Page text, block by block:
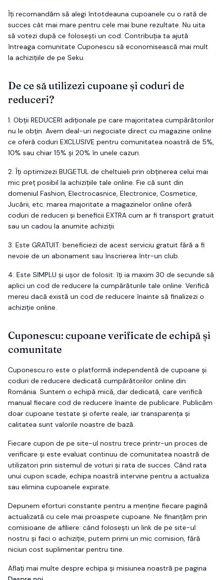
Îți recomandăm să alegi întotdeauna cupoanele cu o rată de
succes cât mai mare pentru cele mai bune rezultate. Nu uita
să votezi după ce folosești un cod. Contribuția ta ajută
întreaga comunitate Cuponescu să economisească mai mult
la achizițiile de pe Seku.
De ce să utilizezi cupoane și coduri de
reduceri?
1. Obții REDUCERI adiționale pe care majoritatea cumpărătorilor
nu le obțin. Avem deal-uri negociate direct cu magazine online
ce oferă coduri EXCLUSIVE pentru comunitatea noastră de 5%,
10% sau chiar 15% și 20% în unele cazuri.
2. Îți optimizezi BUGETUL de cheltuieli prin obținerea celui mai
mic preț posibil la achizițiile tale online. Fie că sunt din
domeniul Fashion, Electrocasnice, Electronice, Cosmetice,
Jucării, etc. marea majoritate a magazinelor online oferă
coduri de reduceri și beneficii EXTRA cum ar fi transport gratuit
sau un cadou la anumite achiziții.
3. Este GRATUIT: beneficiezi de acest serviciu gratuit fără a fi
nevoie de un abonament sau înscrierea într-un club.
4. Este SIMPLU și ușor de folosit: îți ia maxim 30 de secunde să
aplici un cod de reducere la cumpărăturile tale online. Verifică
mereu dacă există un cod de reducere înainte să finalizezi o
achiziție online.
Cuponescu: cupoane verificate de echipă și
comunitate
Cuponescu.ro este o platformă independentă de cupoane și
coduri de reducere dedicată cumpărătorilor online din
România. Suntem o echipă mică, dar dedicată, care verifică
manual fiecare cod de reducere înainte de publicare. Publicăm
doar cupoane testate și oferte reale, iar transparența și
calitatea sunt valorile noastre de bază.
Fiecare cupon de pe site-ul nostru trece printr-un proces de
verificare și este evaluat continuu de comunitatea noastră de
utilizatori prin sistemul de voturi și rata de succes. Când rata
unui cupon scade, echipa noastră intervine pentru a actualiza
sau elimina cupoanele expirate.
Depunem eforturi constante pentru a menține fiecare pagină
actualizată cu cele mai proaspete cupoane. Ne finanțăm prin
comisioane de afiliere: când folosești un link de pe site-ul
nostru și faci o achiziție, putem primi un mic comision, fără
niciun cost suplimentar pentru tine.
Aflați mai multe despre echipa și misiunea noastră pe pagina